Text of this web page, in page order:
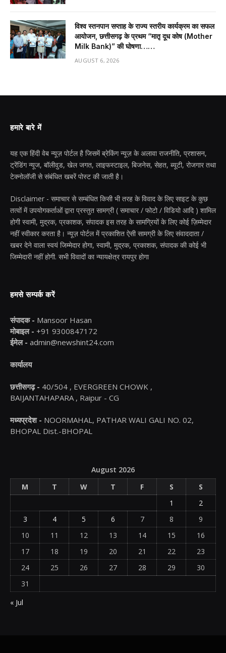
विश्व स्तनपान सप्ताह के राज्य स्तरीय कार्यक्रम का सफल
आयोजन, छत्तीसगढ़ के प्रथम “मातृ दूध कोष (Mother
Milk Bank)” की घोषणा……
AUGUST 6, 2026
हमारे बारे में
यह एक हिंदी वेब न्यूज़ पोर्टल है जिसमें ब्रेकिंग न्यूज़ के अलावा राजनीति, प्रशासन,
ट्रेंडिंग न्यूज, बॉलीवुड, खेल जगत, लाइफस्टाइल, बिजनेस, सेहत, ब्यूटी, रोजगार तथा
टेक्नोलॉजी से संबंधित खबरें पोस्ट की जाती है।
Disclaimer - समाचार से सम्बंधित किसी भी तरह के विवाद के लिए साइट के कुछ
तत्वों में उपयोगकर्ताओं द्वारा प्रस्तुत सामग्री ( समाचार / फोटो / विडियो आदि ) शामिल
होगी स्वामी, मुद्रक, प्रकाशक, संपादक इस तरह के सामग्रियों के लिए कोई ज़िम्मेदार
नहीं स्वीकार करता है। न्यूज़ पोर्टल में प्रकाशित ऐसी सामग्री के लिए संवाददाता /
खबर देने वाला स्वयं जिम्मेदार होगा, स्वामी, मुद्रक, प्रकाशक, संपादक की कोई भी
जिम्मेदारी नहीं होगी. सभी विवादों का न्यायक्षेत्र रायपुर होगा
हमसे सम्पर्क करें
संपादक - Mansoor Hasan
मोबाइल - +91 9300847172
ईमेल - admin@newshint24.com
कार्यालय
छत्तीसगढ़ - 40/504 , EVERGREEN CHOWK ,
BAIJANTAHAPARA , Raipur - CG
मध्यप्रदेश - NOORMAHAL, PATHAR WALI GALI NO. 02,
BHOPAL Dist.-BHOPAL
August 2026
M
T W T F S
S
1
2
3
4 5 6 7 8
9
10
11 12 13 14 15
16
17
18 19 20 21 22
23
24
25 26 27 28 29
30
31
« Jul